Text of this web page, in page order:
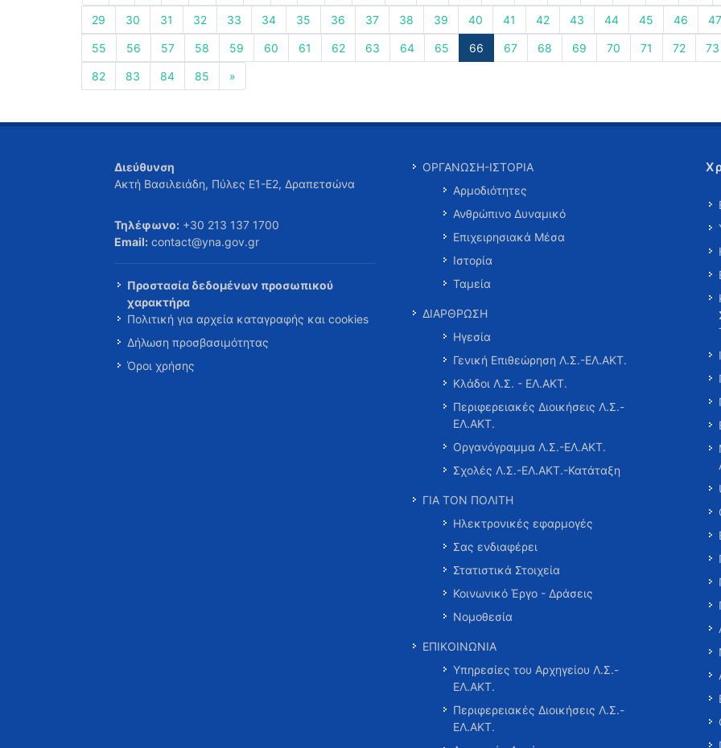
29 30 31 32 33 34 35 36 37 38 39 40 41 42 43 44 45 46 47
55 56 57 58 59 60 61 62 63 64 65 66 67 68 69 70 71 72 73
82 83 84 85 »
Διεύθυνση
Ακτή Βασιλειάδη, Πύλες Ε1-Ε2, Δραπετσώνα
Τηλέφωνο: +30 213 137 1700
Email: contact@yna.gov.gr
Προστασία δεδομένων προσωπικού
χαρακτήρα
Πολιτική για αρχεία καταγραφής και cookies
Δήλωση προσβασιμότητας
Όροι χρήσης
ΟΡΓΑΝΩΣΗ-ΙΣΤΟΡΙΑ
Αρμοδιότητες
Ανθρώπινο Δυναμικό
Επιχειρησιακά Μέσα
Ιστορία
Ταμεία
ΔΙΑΡΘΡΩΣΗ
Ηγεσία
Γενική Επιθεώρηση Λ.Σ.-ΕΛ.ΑΚΤ.
Κλάδοι Λ.Σ. - ΕΛ.ΑΚΤ.
Περιφερειακές Διοικήσεις Λ.Σ.-
ΕΛ.ΑΚΤ.
Οργανόγραμμα Λ.Σ.-ΕΛ.ΑΚΤ.
Σχολές Λ.Σ.-ΕΛ.ΑΚΤ.-Κατάταξη
ΓΙΑ ΤΟΝ ΠΟΛΙΤΗ
Ηλεκτρονικές εφαρμογές
Σας ενδιαφέρει
Στατιστικά Στοιχεία
Κοινωνικό Έργο - Δράσεις
Νομοθεσία
ΕΠΙΚΟΙΝΩΝΙΑ
Υπηρεσίες του Αρχηγείου Λ.Σ.-
ΕΛ.ΑΚΤ.
Περιφερειακές Διοικήσεις Λ.Σ.-
ΕΛ.ΑΚΤ.